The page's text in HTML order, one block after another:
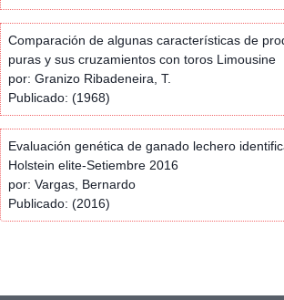
Comparación de algunas características de
puras y sus cruzamientos con toros Limousine
por: Granizo Ribadeneira, T.
Publicado: (1968)
Evaluación genética de ganado lechero
Holstein elite-Setiembre 2016
por: Vargas, Bernardo
Publicado: (2016)